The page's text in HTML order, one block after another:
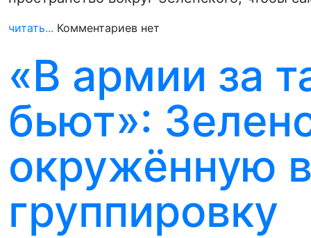
читать... Комментариев нет
«В армии за
бьют»:
окружённую
группировку